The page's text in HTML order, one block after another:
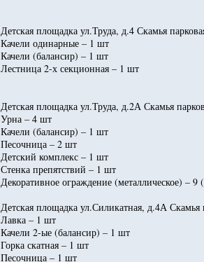
Детская площадка ул.Труда, д.4 Скамья
Качели одинарные – 1 шт
Качели (балансир) – 1 шт
Лестница 2-х секционная – 1 шт
Детская площадка ул.Труда, д.2А Скамья
Урна – 4 шт
Качели (балансир) – 1 шт
Песочница – 2 шт
Детский комплекс – 1 шт
Стенка препятствий – 1 шт
Декоративное ограждение (металлическое) – 9
Детская площадка ул.Силикатная, д.4А Скамья
Лавка – 1 шт
Качели 2-ые (балансир) – 1 шт
Горка скатная – 1 шт
Песочница – 1 шт